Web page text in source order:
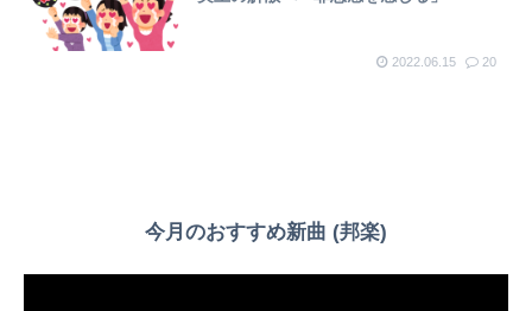
2022.06.15 20
今月のおすすめ新曲 (邦楽)